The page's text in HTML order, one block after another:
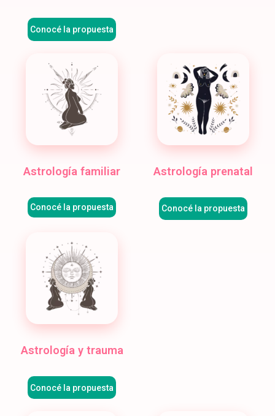
Conocé la propuesta
Astrología familiar
Conocé la propuesta
Astrología prenatal
Conocé la propuesta
Astrología y trauma
Conocé la propuesta